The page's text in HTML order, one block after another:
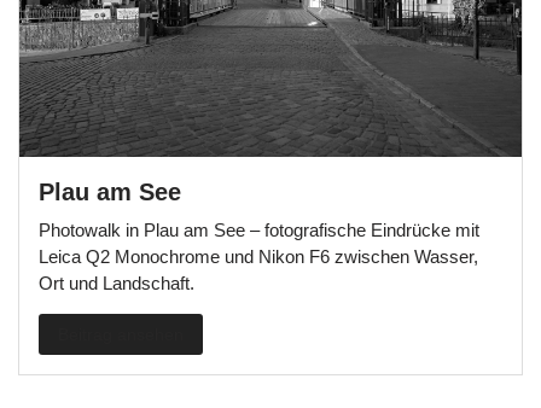
Plau am See
Photowalk in Plau am See – fotografische Eindrücke mit
Leica Q2 Monochrome und Nikon F6 zwischen Wasser,
Ort und Landschaft.